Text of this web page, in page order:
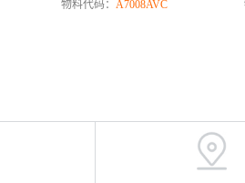
物料代码： A7008AVC